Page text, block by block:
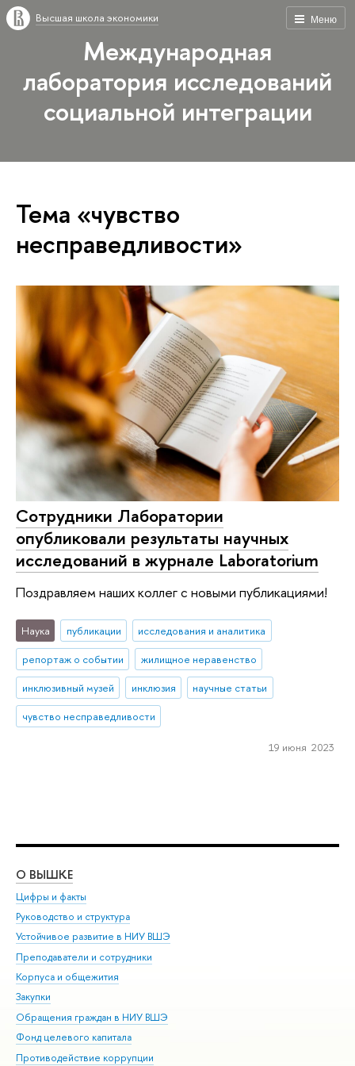
Меню
Высшая школа экономики
Международная
лаборатория исследований
социальной интеграции
Тема «чувство
несправедливости»
Сотрудники Лаборатории
опубликовали результаты научных
исследований в журнале Laboratorium
Поздравляем наших коллег с новыми публикациями!
Наука публикации
исследования и аналитика
репортаж о событии
жилищное неравенство
инклюзивный музей
инклюзия
научные статьи
чувство несправедливости
19 июня 2023
О ВЫШКЕ
Цифры и факты
Руководство и структура
Устойчивое развитие в НИУ ВШЭ
Преподаватели и сотрудники
Корпуса и общежития
Закупки
Обращения граждан в НИУ ВШЭ
Фонд целевого капитала
Противодействие коррупции